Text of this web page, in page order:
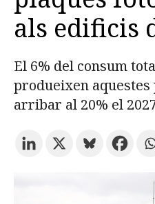
COMUNITAT URV
Més categories
als edificis
El 6% del consum
produeixen aquestes
arribar al 20% el